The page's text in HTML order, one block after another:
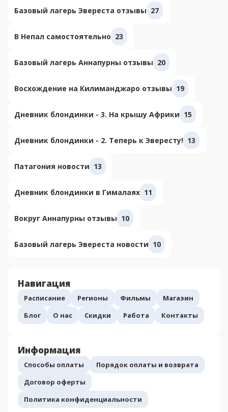
Базовый лагерь Эвереста отзывы 27
В Непал самостоятельно 23
Базовый лагерь Аннапурны отзывы 20
Восхождение на Килиманджаро отзывы 19
Дневник блондинки - 3. На крышу Африки 15
Дневник блондинки - 2. Теперь к Эвересту! 13
Патагония новости 13
Дневник блондинки в Гималаях 11
Вокруг Аннапурны отзывы 10
Базовый лагерь Эвереста новости 10
Навигация
Расписание Регионы Фильмы
Магазин
Блог
О нас Скидки Работа Контакты
Информация
Способы оплаты
Порядок оплаты и возврата
Договор оферты
Политика конфиденциальности